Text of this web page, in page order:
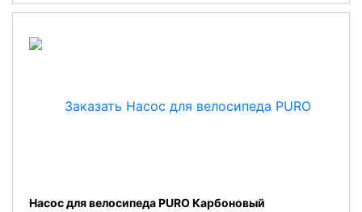
Насос для велосипеда PURO Алюминиевый
Насос для велосипеда PURO Карбоновый